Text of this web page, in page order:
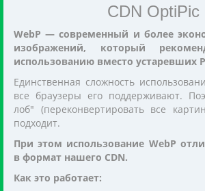
CDN OptiPic
WebP — современный и более
изображений, который
использованию вместо устаревших
Единственная сложность
все браузеры его поддерживают.
лоб" (переконвертировать все
подходит.
При этом использование WebP
в формат нашего CDN.
Как это работает: